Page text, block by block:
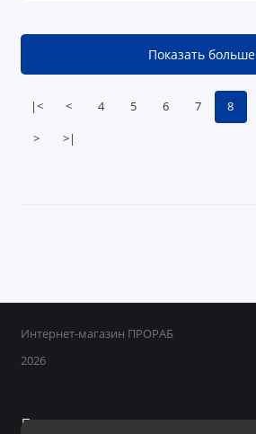
|< < 4 5 6 7 8
> >|
Показать больше
Интернет-магазин ПРОРАБ
2026
Поддержка